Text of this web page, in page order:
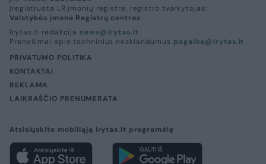
Įregistruota LR įmonių registre, registro tvarkytojas:
Valstybės įmonė Registrų centras
lrytas.lt redakcija news@lrytas.lt
Pranešimai apie techninius nesklandumus pagalba@lrytas.lt
PRIVATUMO POLITIKA
KONTAKTAI
REKLAMA
LAIKRAŠČIO PRENUMERATA
Atsisiųskite mobiliąją lrytas.lt programėlę